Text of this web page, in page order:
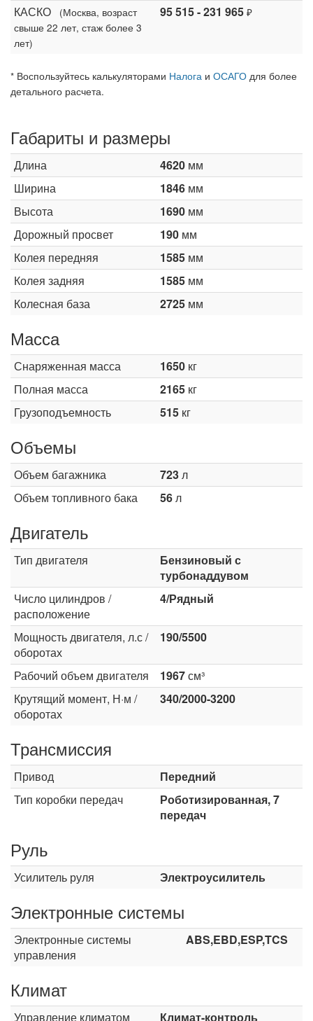
КАСКО
(Москва, возраст
свыше 22 лет, стаж более 3
лет)
95 515 - 231 965 ₽
* Воспользуйтесь калькуляторами Налога и ОСАГО для более
детального расчета.
Габариты и размеры
Длина 4620 мм
Ширина
1846 мм
Высота
1690 мм
Дорожный просвет
190 мм
Колея передняя
1585 мм
Колея задняя
1585 мм
Колесная база
2725 мм
Масса
Снаряженная масса 1650 кг
Полная масса
2165 кг
Грузоподъемность
515 кг
Объемы
Объем багажника 723л
Объем топливного бака
56л
Двигатель
Тип двигателя
Бензиновый с
турбонаддувом
Число цилиндров /
расположение
4/Рядный
Мощность двигателя, л.с /
оборотах
190/5500
Рабочий объем двигателя 1967см³
Крутящий момент, Н·м /
оборотах
340/2000-3200
Трансмиссия
Привод
Передний
Тип коробки передач
Роботизированная, 7
передач
Руль
Усилитель руля Электроусилитель
Электронные системы
Электронные системы
управления
ABS,EBD,ESP,TCS
Климат
Управление климатом Климат-контроль